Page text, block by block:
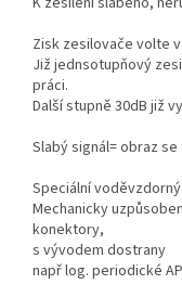
Zisk zesilovače volte
Již jednsotupňový
práci.
Další stupně 30dB již
Slabý signál= obraz
Speciální
Mechanicky
konektory,
s vývodem dostrany
např log. periodické